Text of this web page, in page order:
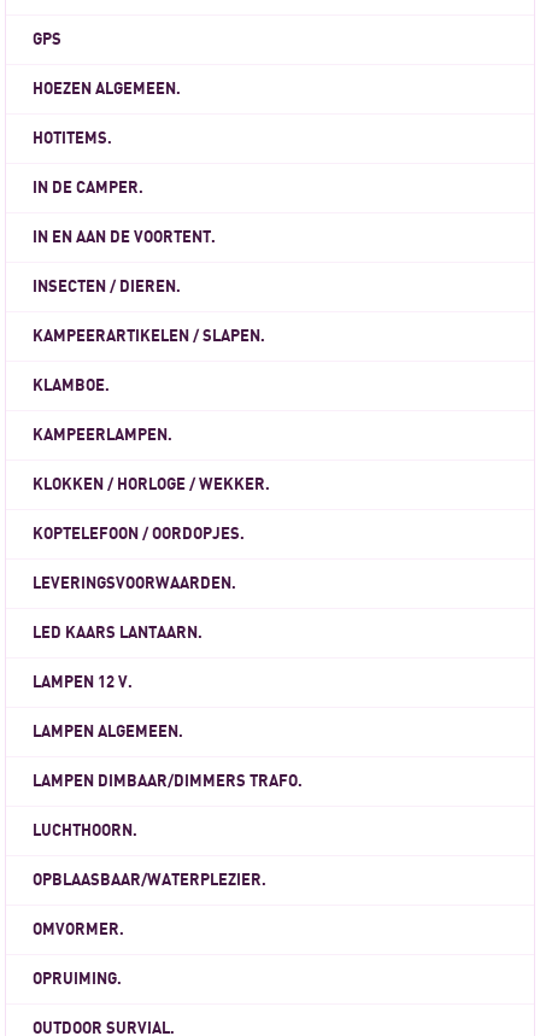
GPS
HOEZEN ALGEMEEN.
HOTITEMS.
IN DE CAMPER.
IN EN AAN DE VOORTENT.
INSECTEN / DIEREN.
KAMPEERARTIKELEN / SLAPEN.
KLAMBOE.
KAMPEERLAMPEN.
KLOKKEN / HORLOGE / WEKKER.
KOPTELEFOON / OORDOPJES.
LEVERINGSVOORWAARDEN.
LED KAARS LANTAARN.
LAMPEN 12 V.
LAMPEN ALGEMEEN.
LAMPEN DIMBAAR/DIMMERS TRAFO.
LUCHTHOORN.
OPBLAASBAAR/WATERPLEZIER.
OMVORMER.
OPRUIMING.
OUTDOOR SURVIAL.